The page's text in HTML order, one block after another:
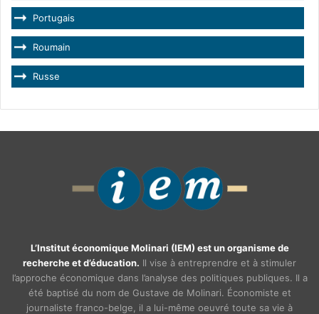
Portugais
Roumain
Russe
L’Institut économique Molinari (IEM) est un organisme de
recherche et d’éducation. Il vise à entreprendre et à stimuler
l’approche économique dans l’analyse des politiques publiques. Il a
été baptisé du nom de Gustave de Molinari. Économiste et
journaliste franco-belge, il a lui-même oeuvré toute sa vie à